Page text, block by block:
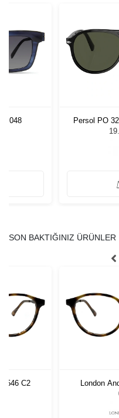
048
Persol PO
SON BAKTIĞINIZ ÜRÜNLER
C2
London